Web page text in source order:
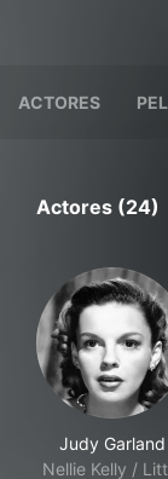
ACTORES
Actores (24)
Judy Garland
Nellie Kelly /